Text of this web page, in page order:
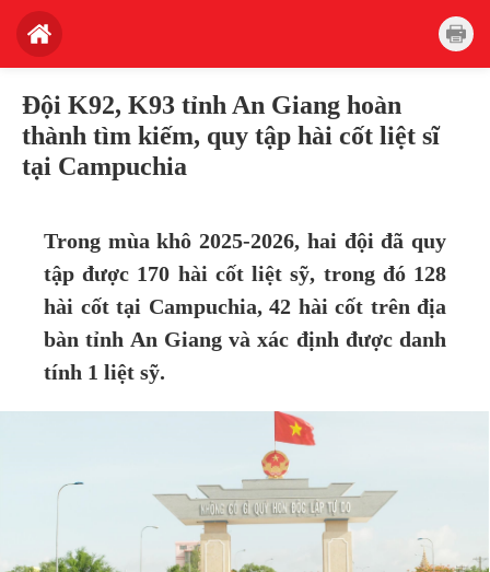
Đội K92, K93 tỉnh An Giang hoàn
thành tìm kiếm, quy tập hài cốt liệt sĩ
tại Campuchia
Trong mùa khô 2025-2026, hai đội đã quy
tập được 170 hài cốt liệt sỹ, trong đó 128
hài cốt tại Campuchia, 42 hài cốt trên địa
bàn tỉnh An Giang và xác định được danh
tính 1 liệt sỹ.